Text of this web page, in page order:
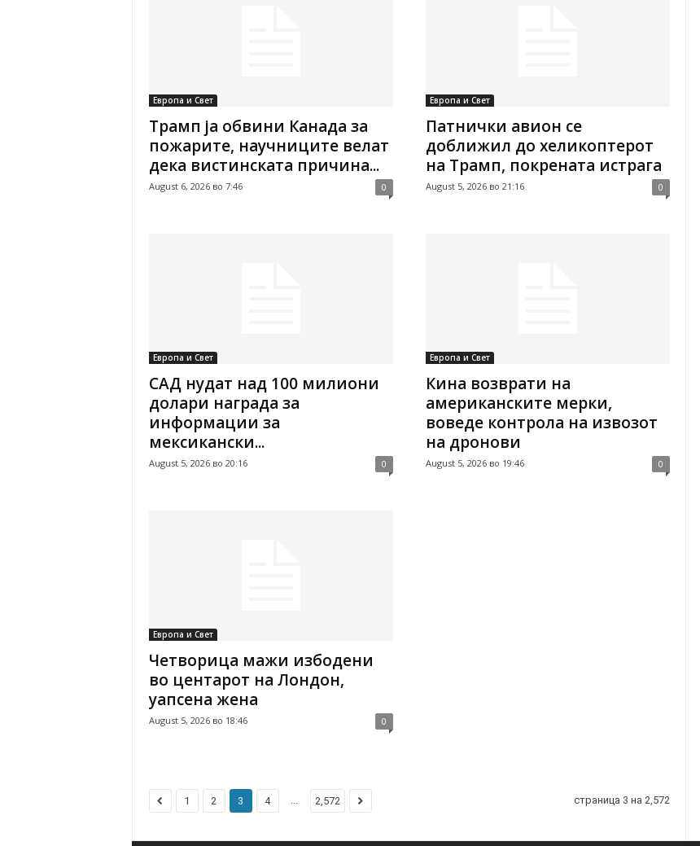
Европа и Свет
Трамп ја обвини Канада за
пожарите, научниците велат
дека вистинската причина...
August 6, 2026 во 7:46 0
Европа и Свет
Патнички авион се
доближил до хеликоптерот
на Трамп, покрената истрага
August 5, 2026 во 21:16 0
Европа и Свет
САД нудат над 100 милиони
долари награда за
информации за
мексикански...
August 5, 2026 во 20:16 0
Европа и Свет
Кина возврати на
американските мерки,
воведе контрола на извозот
на дронови
August 5, 2026 во 19:46 0
Европа и Свет
Четворица мажи избодени
во центарот на Лондон,
уапсена жена
August 5, 2026 во 18:46 0
1 2 3 4 ... 2,572 страница 3 на 2,572